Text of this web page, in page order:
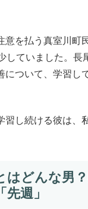
意を払う真室川町
していました。長
について、学習し
習し続ける彼は、
はどんな男
週」